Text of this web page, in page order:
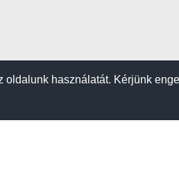
oldalunk használatát. Kérjünk